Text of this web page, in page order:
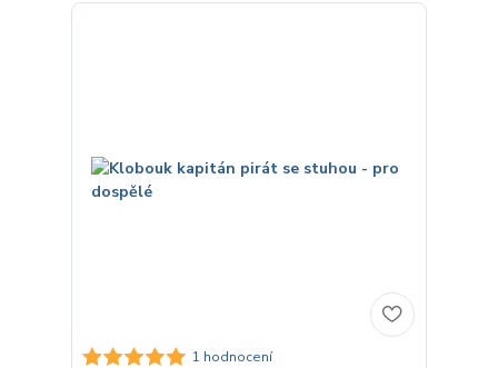
1 hodnocení